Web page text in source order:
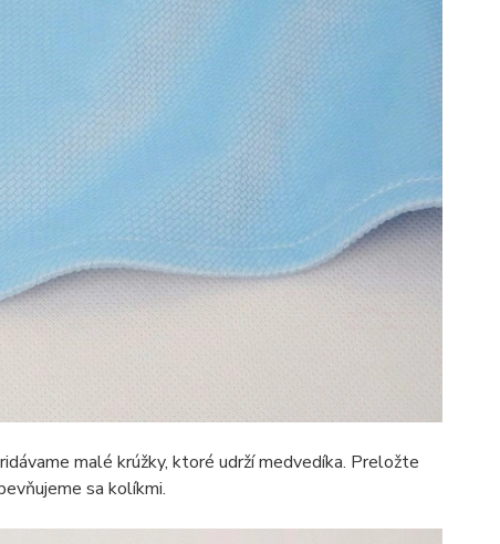
malé krúžky, ktoré udrží medvedíka. Preložte
sa kolíkmi.